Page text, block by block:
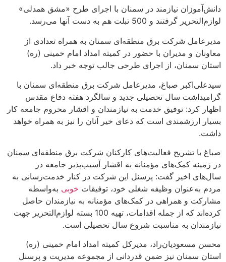
نیازمند در سمنان با اجرای طرح «مشق همدلی»
و 500 تبلت هم به دست آنها می‌رسد.
شرکت برق منطقه‌ای سمنان به همراه تعدادی از
و مدیران با حضور در کمیته امداد امام خمینی (ره)
از اجرای طرحی جالب توجه خبر داد.
صباغ، مدیرعامل شرکت برق منطقه‌ای سمنان با
سال تحصیلی جدید و سالگرد هفته دفاع مقدس
توفیق خدمت به نیازمندان و اقشار محروم جامعه کار
است که دعای خیر آنان را نیز به همراه خواهد
تشریح فعالیت‌های کارکنان شرکت برق منطقه‌ای سمنان
کمک‌های مؤمنانه به اقشار آسیب‌پذیر جامعه در
اخیر گفت: پرسنل این شرکت در کنار خدمت‌رسانی به
وظیفه شغلی خود، توفیقات خوبیبه‌واسطه
و همراهی در کمک‌های مؤمنانه به نیازمندان حاصل
کرده‌اند که از جمله اقدامات، تهیه 100 بسته لوازم‌التحریر جهت
به مناسبت شروع سال تحصیلی است.
مدیرکل کمیته امداد امام خمینی (ره)
نیز ضمن قدردانی از مجموعه مدیریت و پرسنل